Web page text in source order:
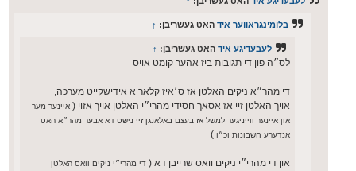
בלומינגראווער איד האט געשריבן: ↑
לעבעדיגע איד האט געשריבן: ↑
לס״ה פון די תגובות ביז אהער קומט אויס
די מהר״א ניקים האלטן אז ס׳איז קלאר א אידישקייט מערכה,
אויך האלטן זיי אז אסאך חסידי מהרי״י האלטן אויך אזוי ( איינער מער
און איינער ווייניגער למשל אז בעצם באלאנגן זיי נישט דא אבער מהר״א האט
אנדערע חשבונות וכ״ו )
און די מהרי״י ניקים וואס שרייבן דא ( די מהרי״י ניקים וואס האלטן